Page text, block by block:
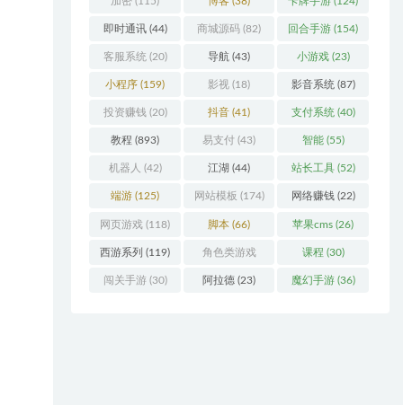
即时通讯(44) 商城源码 (82) 回合手游 (154)
客服系统 (20) 导航 (43) 小游戏(23)
小程序 (159) 影视 (18) 影音系统 (87)
投资赚钱 (20) 抖音 (41) 支付系统 (40)
教程 (893) 易支付 (43) 智能(55)
机器人 (42) 江湖 (44) 站长工具(52)
端游 (125) 网站模板 (174) 网络赚钱(22)
网页游戏 (118) 脚本 (66) 苹果cms (26)
西游系列 (119) 角色类游戏
(306)
课程 (30)
闯关手游(30) 阿拉德 (23) 魔幻手游(36)